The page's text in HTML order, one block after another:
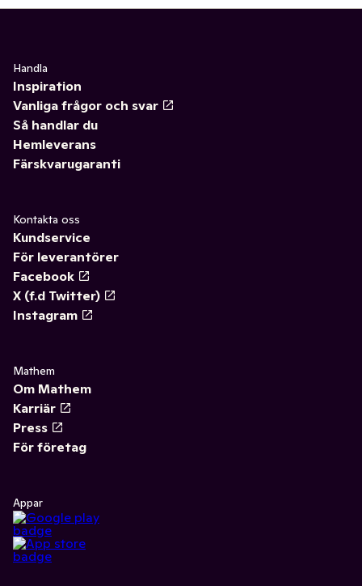
Handla
Inspiration
Vanliga frågor och svar
Så handlar du
Hemleverans
Färskvarugaranti
Kontakta oss
Kundservice
För leverantörer
Facebook
X (f.d Twitter)
Instagram
Mathem
Om Mathem
Karriär
Press
För företag
Appar